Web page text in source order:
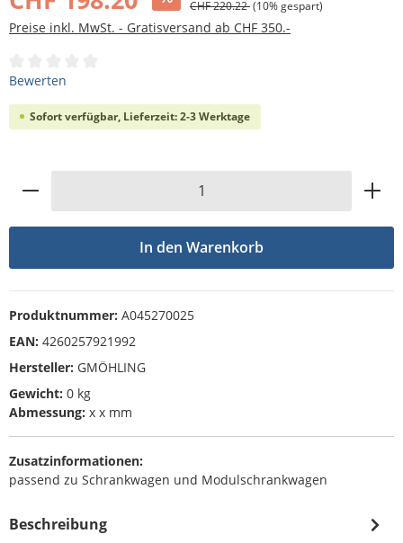
CHF 220.22(10% gespart)
Preise inkl. MwSt. - Gratisversand ab CHF 350.-
Durchschnittliche Bewertung von 0 von 5 Sternen
Bewerten
Sofort verfügbar, Lieferzeit: 2-3 Werktage
Produkt Anzahl: Gib den gewünschten
In den Warenkorb
Produktnummer: A045270025
EAN: 4260257921992
Hersteller: GMÖHLING
Gewicht: 0 kg
Abmessung: x x mm
Zusatzinformationen:
passend zu Schrankwagen und Modulschrankwagen
Beschreibung